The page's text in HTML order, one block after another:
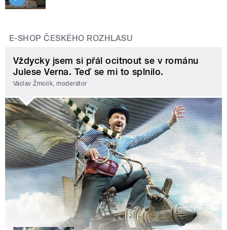
E-SHOP ČESKÉHO ROZHLASU
Vždycky jsem si přál ocitnout se v románu
Julese Verna. Teď se mi to splnilo.
Václav Žmolík, moderátor